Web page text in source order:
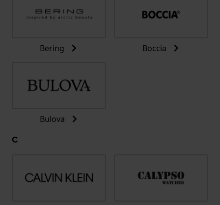
Bering Boccia
Bulova
C